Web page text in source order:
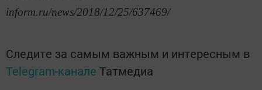
inform.ru/news/2018/12/25/637469/
Следите за самым важным и интересным в
Telegram-канале Татмедиа